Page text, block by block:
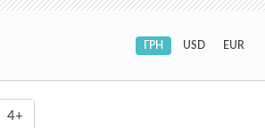
ГРН USD EUR
4+